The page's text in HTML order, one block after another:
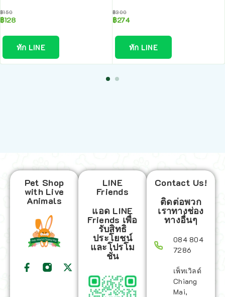
฿150
฿128
ทัก LINE
฿300
฿274
ทัก LINE
Pet Shop
with Live
Animals
LINE
Friends
แอด LINE
Friends เพื่อ
รับสิทธิ
ประโยชน์
และโปรโม
ชั่น
Contact Us!
ติดต่อพวก
เราทางช่อง
ทางอื่นๆ
084 804
7286
เพ็ทเวิลด์
Chiang
Mai,